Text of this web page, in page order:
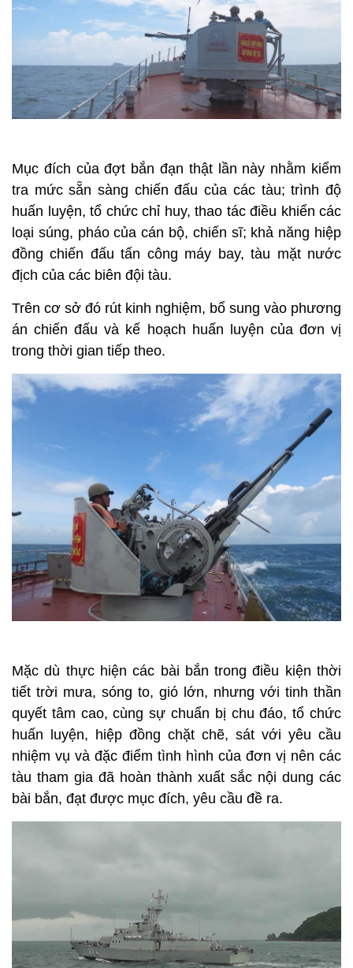
Mục đích của đợt bắn đạn thật lần này nhằm kiểm
tra mức sẵn sàng chiến đấu của các tàu; trình độ
huấn luyện, tổ chức chỉ huy, thao tác điều khiển các
loại súng, pháo của cán bộ, chiến sĩ; khả năng hiệp
đồng chiến đấu tấn công máy bay, tàu mặt nước
địch của các biên đội tàu.
Trên cơ sở đó rút kinh nghiệm, bổ sung vào phương
án chiến đấu và kế hoạch huấn luyện của đơn vị
trong thời gian tiếp theo.
Mặc dù thực hiện các bài bắn trong điều kiện thời
tiết trời mưa, sóng to, gió lớn, nhưng với tinh thần
quyết tâm cao, cùng sự chuẩn bị chu đáo, tổ chức
huấn luyện, hiệp đồng chặt chẽ, sát với yêu cầu
nhiệm vụ và đặc điểm tình hình của đơn vị nên các
tàu tham gia đã hoàn thành xuất sắc nội dung các
bài bắn, đạt được mục đích, yêu cầu đề ra.